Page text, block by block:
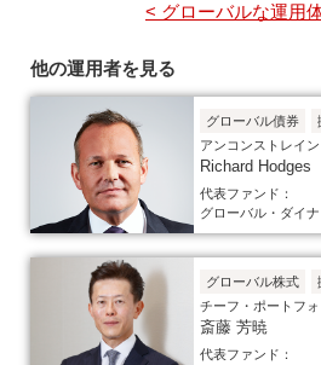
< グローバルな運用
他の運用者を見る
グローバル債券
アンコンストレイ
Richard Hodges
代表ファンド：
グローバル・ダイ
グローバル株式
チーフ・ポートフ
斎藤 芳暁
代表ファンド：